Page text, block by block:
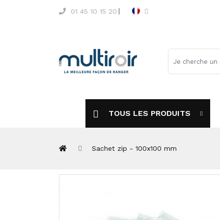
01 45 10 15 20
TOUS LES PRODUITS
Sachet zip - 100x100 mm